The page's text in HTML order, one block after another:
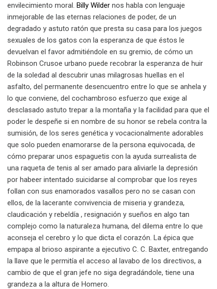
envilecimiento moral. Billy Wilder nos habla con lenguaje
inmejorable de las eternas relaciones de poder, de un
degradado y astuto ratón que presta su casa para los juegos
sexuales de los gatos con la esperanza de que éstos le
devuelvan el favor admitiéndole en su gremio, de cómo un
Robinson Crusoe urbano puede recobrar la esperanza de huir
de la soledad al descubrir unas milagrosas huellas en el
asfalto, del permanente desencuentro entre lo que se anhela y
lo que conviene, del cochambroso esfuerzo que exige al
desclasado astuto trepar a la montaña y la facilidad para que el
poder le despeñe si en nombre de su honor se rebela contra la
sumisión, de los seres genética y vocacionalmente adorables
que solo pueden enamorarse de la persona equivocada, de
cómo preparar unos espaguetis con la ayuda surrealista de
una raqueta de tenis al ser amado para aliviarle la depresión
por habeer intentado suicidarse al comprobar que los reyes
follan con sus enamorados vasallos pero no se casan con
ellos, de la lacerante convivencia de miseria y grandeza,
claudicación y rebeldía , resignación y sueños en algo tan
complejo como la naturaleza humana, del dilema entre lo que
aconseja el cerebro y lo que dicta el corazón. La épica que
empapa al brioso aspirante a ejecutivo C. C. Baxter, entregando
la llave que le permitía el acceso al lavabo de los directivos, a
cambio de que el gran jefe no siga degradándole, tiene una
grandeza a la altura de Homero.